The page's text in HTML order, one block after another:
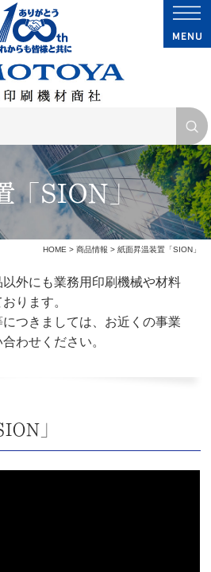
「SION」
HOME> 商品情報 > 紙面昇温装置「SION」
外にも業務用印刷機械や材料
ります。
つきましては、お近くの事業
わせください。
」